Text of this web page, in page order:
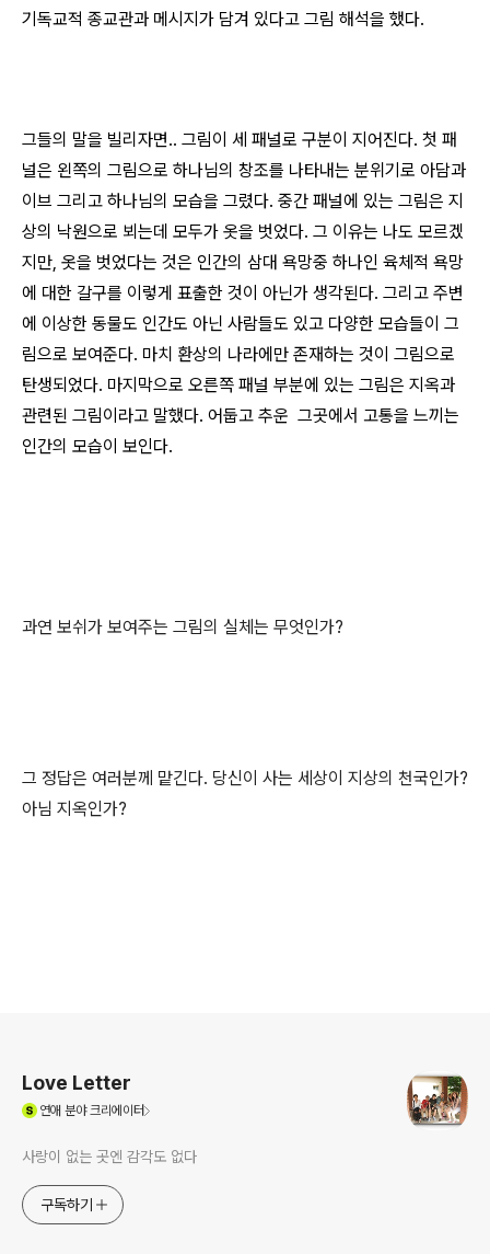
기독교적 종교관과 메시지가 담겨 있다고 그림 해석을 했다.
그들의 말을 빌리자면.. 그림이 세 패널로 구분이 지어진다. 첫 패
널은 왼쪽의 그림으로 하나님의 창조를 나타내는 분위기로 아담과
이브 그리고 하나님의 모습을 그렸다. 중간 패널에 있는 그림은 지
상의 낙원으로 뵈는데 모두가 옷을 벗었다. 그 이유는 나도 모르겠
지만, 옷을 벗었다는 것은 인간의 삼대 욕망중 하나인 육체적 욕망
에 대한 갈구를 이렇게 표출한 것이 아닌가 생각된다. 그리고 주변
에 이상한 동물도 인간도 아닌 사람들도 있고 다양한 모습들이 그
림으로 보여준다. 마치 환상의 나라에만 존재하는 것이 그림으로
탄생되었다. 마지막으로 오른쪽 패널 부분에 있는 그림은 지옥과
관련된 그림이라고 말했다. 어둡고 추운 그곳에서 고통을 느끼는
인간의 모습이 보인다.
과연 보쉬가 보여주는 그림의 실체는 무엇인가?
그 정답은 여러분께 맡긴다. 당신이 사는 세상이 지상의 천국인가?
아님 지옥인가?
Love Letter
연애 분야 크리에이터
사랑이 없는 곳엔 감각도 없다
구독하기